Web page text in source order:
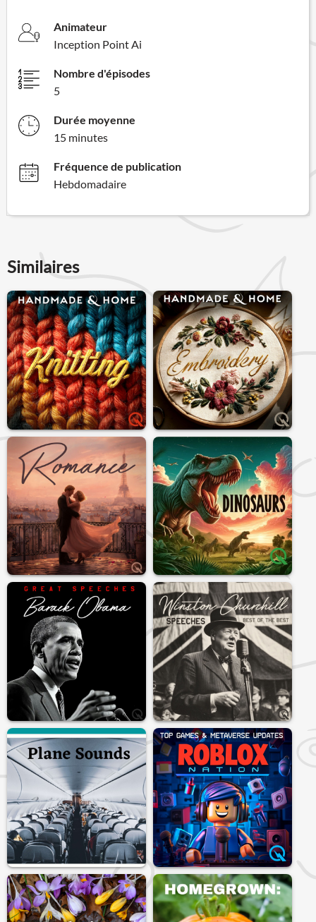
Animateur
Inception Point Ai
Nombre d'épisodes
5
Durée moyenne
15 minutes
Fréquence de publication
Hebdomadaire
Similaires